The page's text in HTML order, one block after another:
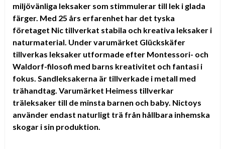
miljövänliga leksaker som stimmulerar till lek i glada
färger. Med 25 års erfarenhet har det tyska
företaget Nic tillverkat stabila och kreativa leksaker i
naturmaterial. Under varumärket Glückskäfer
tillverkas leksaker utformade efter Montessori- och
Waldorf-filosofi med barns kreativitet och fantasi i
fokus. Sandleksakerna är tillverkade i metall med
trähandtag. Varumärket Heimess tillverkar
träleksaker till de minsta barnen och baby. Nictoys
använder endast naturligt trä från hållbara inhemska
skogar i sin produktion.